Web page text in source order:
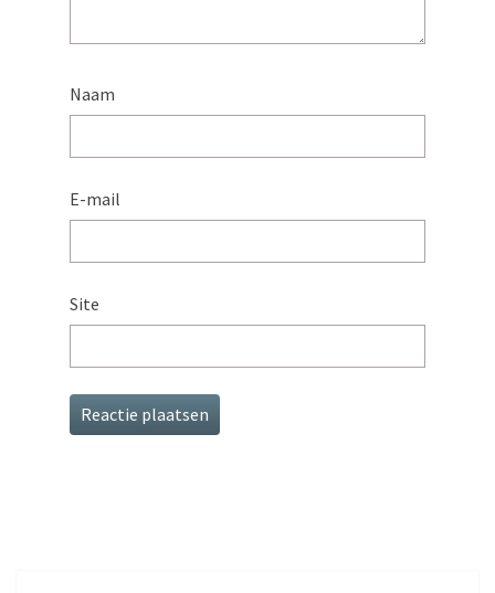
Naam
E-mail
Site